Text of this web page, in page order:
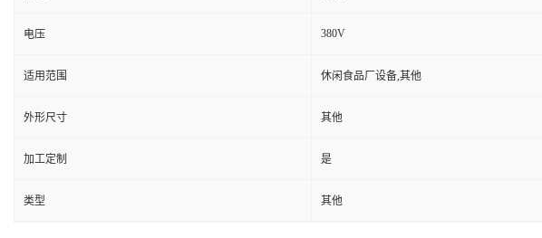
电压 380V
适用范围 休闲食品厂设备,其他
外形尺寸 其他
加工定制 是
类型 其他